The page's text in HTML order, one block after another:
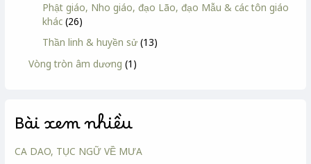
Phật giáo, Nho giáo, đạo Lão, đạo Mẫu & các tôn giáo
khác (26)
Thần linh & huyền sử (13)
Vòng tròn âm dương (1)
Bài xem nhiều
CA DAO, TỤC NGỮ VỀ MƯA